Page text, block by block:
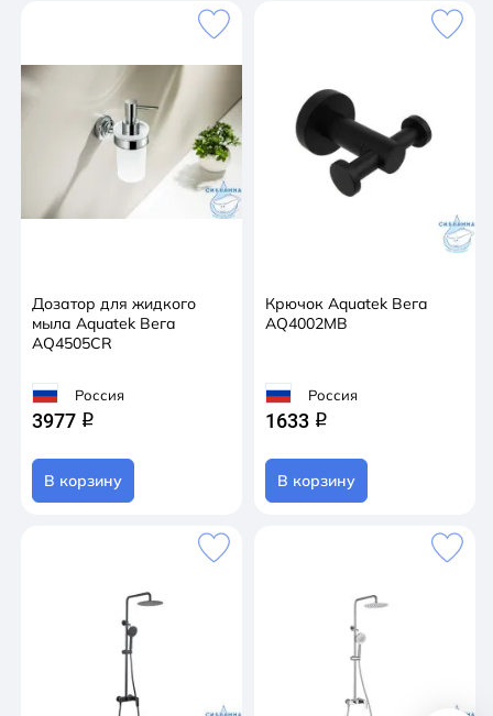
Дозатор для жидкого
мыла Aquatek Вега
AQ4505CR
Россия
3977 q
В корзину
Крючок Aquatek Вега
AQ4002MB
Россия
1633 q
В корзину